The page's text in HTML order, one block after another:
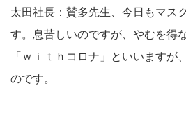
太田社長：賛多先生、今日もマス
す。息苦しいのですが、やむを得
「ｗｉｔｈコロナ」といいますが
のです。